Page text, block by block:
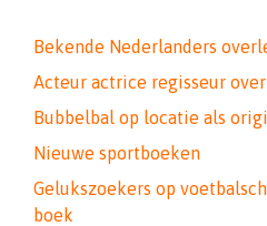
Bekende Nederlanders
Acteur actrice regisseur
Bubbelbal op locatie als
Nieuwe sportboeken
Gelukszoekers op
boek